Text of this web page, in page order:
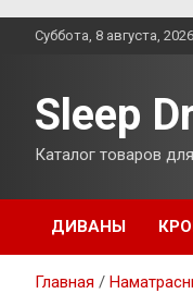
ПерейтиСуббота, 8 августа, 2026
Sleep
Каталог товаров
ДИВАНЫ
Главная